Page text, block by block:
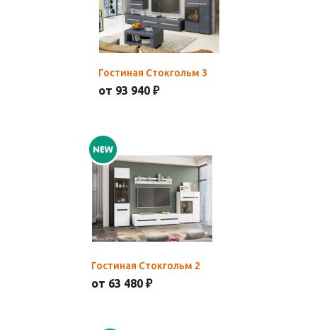
Гостиная Стокгольм 3
от 93 940 ₽
Гостиная Стокгольм 2
от 63 480 ₽